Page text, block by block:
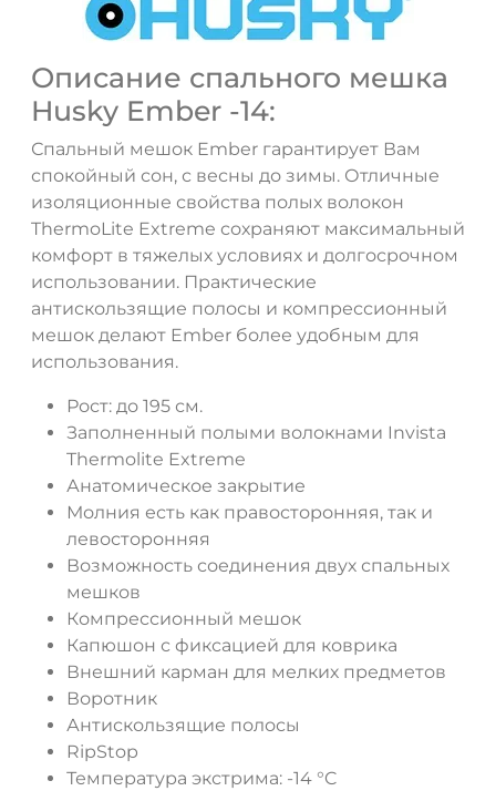
Описание спального мешка
Husky Ember -14:
Спальный мешок Ember гарантирует Вам
спокойный сон, с весны до зимы. Отличные
изоляционные свойства полых волокон
ThermoLite Extreme сохраняют максимальный
комфорт в тяжелых условиях и долгосрочном
использовании. Практические
антискользящие полосы и компрессионный
мешок делают Ember более удобным для
использования.
Рост: до 195 см.
Заполненный полыми волокнами Invista
Thermolite Extreme
Анатомическое закрытие
Молния есть как правосторонняя, так и
левосторонняя
Возможность соединения двух спальных
мешков
Компрессионный мешок
Капюшон с фиксацией для коврика
Внешний карман для мелких предметов
Воротник
Антискользящие полосы
RipStop
Температура экстрима: -14 °C